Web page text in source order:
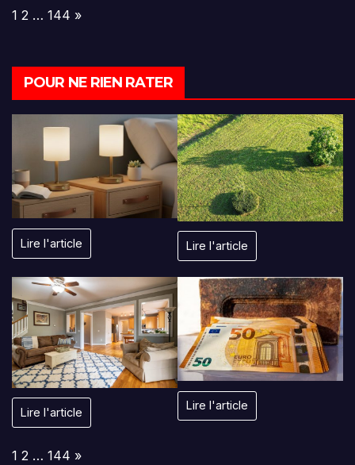
Page:
1 2 … 144 Next
»
POUR NE RIEN RATER
Lire l'article Lire l'article
Lire l'article
Lire l'article
Page:
1 2 … 144 Next
»